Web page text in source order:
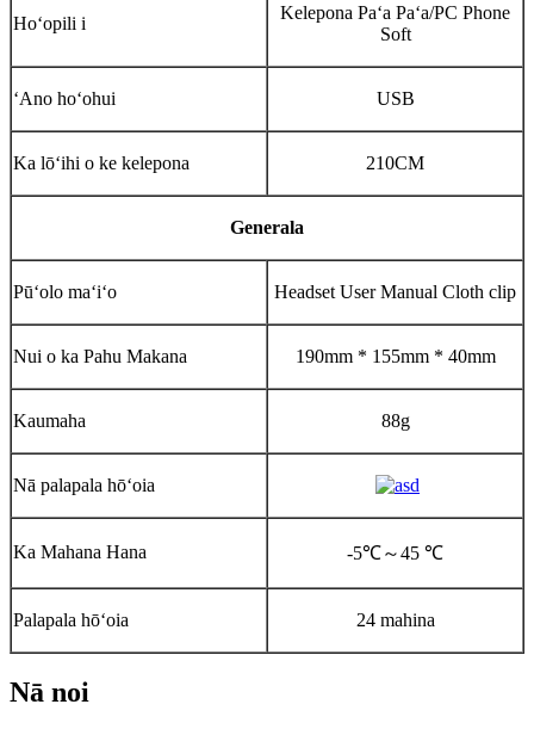
Hoʻopili i
Kelepona Paʻa Paʻa/PC Phone
Soft
ʻAno hoʻohui USB
Ka lōʻihi o ke kelepona 210CM
Generala
Pūʻolo maʻiʻo Headset User Manual Cloth clip
Nui o ka Pahu Makana 190mm * 155mm * 40mm
Kaumaha 88g
Nā palapala hōʻoia
Ka Mahana Hana -5℃～45 ℃
Palapala hōʻoia 24 mahina
Nā noi